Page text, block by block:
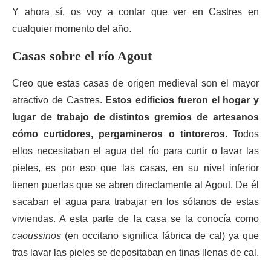
Y ahora sí, os voy a contar que ver en Castres en
cualquier momento del año.
Casas sobre el río Agout
Creo que estas casas de origen medieval son el mayor
atractivo de Castres. Estos edificios fueron el hogar y
lugar de trabajo de distintos gremios de artesanos
cómo curtidores, pergamineros o tintoreros. Todos
ellos necesitaban el agua del río para curtir o lavar las
pieles, es por eso que las casas, en su nivel inferior
tienen puertas que se abren directamente al Agout. De él
sacaban el agua para trabajar en los sótanos de estas
viviendas. A esta parte de la casa se la conocía como
caoussinos (en occitano significa fábrica de cal) ya que
tras lavar las pieles se depositaban en tinas llenas de cal.